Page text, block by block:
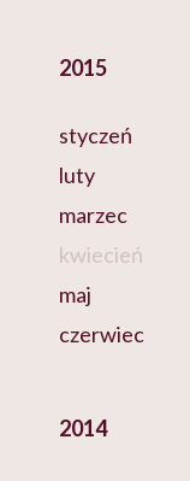
2015
styczeń
luty
marzec
kwiecień
maj
czerwiec
2014